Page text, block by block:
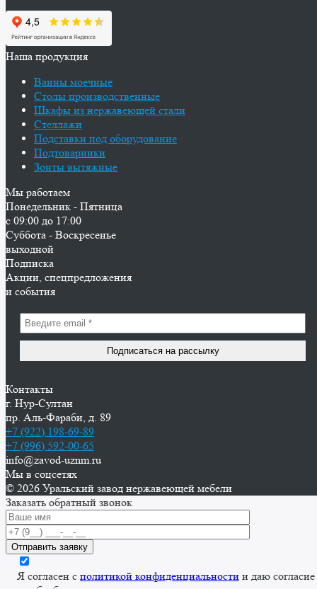
Наша продукция
Ванны моечные
Столы производственные
Шкафы из нержавеющей стали
Стеллажи
Подставки под оборудование
Подтоварники
Зонты вытяжные
Мы работаем
Понедельник - Пятница
с 09:00 до 17:00
Суббота - Воскресенье
выходной
Подписка
Акции, спецпредложения
и события
Контакты
г. Нур-Cултан
пр. Аль-Фараби, д. 89
+7 (922) 198-69-89
+7 (996) 592-00-65
info@zavod-uznm.ru
Мы в соцсетях
© 2026 Уральский завод нержавеющей мебели
Заказать обратный звонок
Я согласен с политикой конфиденциальности и даю согласие